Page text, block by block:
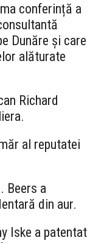
conferință a
Dunăre și care
alăturate
Richard
al reputatei
Beers a
din aur.
Iske a patentat